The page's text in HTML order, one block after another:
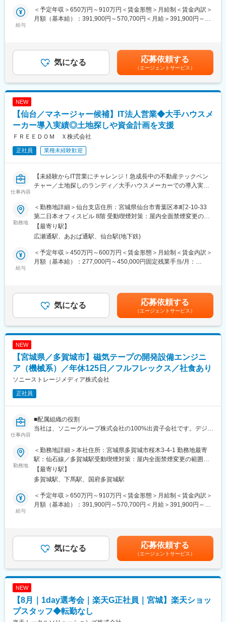
その中で我々の組織は、データストレージ用磁気テープの開発、
設計、試作、評価などの業務を担っています。
性体を、ナノ粒子レベルで均一に調液し、高分子フィルム上に均
一かつ超平滑に超薄層塗布して膜を形成しています。
データストレージ用磁気テープメディアの開発途上で発生する課
◇装置ハード回路設計、PLCを用いた装置制御に関わる業務
◇開発・生産工程で使用する新規設備開発に伴う設計業務、設備
要素技術開発、プロセス開発を担当
を活用した設備設計・製作
■想定ポジション
して経験を積んで頂きます。
ジョブアサインは、ご本人の経験値、理解度、適性等を考慮し、
無理ない範囲で行います。
職場メンバーは60名程度で、幅広い年齢層が活躍しています。フ
ラットな組織で、年齢に関係なく自由闊達に意見交換でき、相談
■描けるキャリアパス
開発設計業務を通して、磁気記録技術、シミュレーション技術、
門性の向上が可能です。
変更の範囲：正社員での採用となるため将来的に別の職務領域や
技術領域に異動の可能性があります
給与
＜予定年収＞650万円～910万円＜賃金形態＞月給制＜賃金内訳＞
月額（基本給）：391,900円～570,700円＜月給＞391,900円～
の役割・実績に応じ改定。ただし、役割に大きな変動が生じた場
合は随時見直しあり。■賞与：年2回（6月、12月）※会社業績や個
人評価等に応じて変動します。賃金はあくまでも目安の金額であ
り、選考を通じて上下する可能性があります。月給(月額)は固定手
当を含めた表記です。
気になる 応募依頼する
（エージェントサービス）
NEW
【仙台／マネージャー候補】IT法人営業◆大手ハウスメ
ーカー導入実績◎土地探しや資金計画を支援
ＦＲＥＥＤＯＭ Ｘ株式会社
正社員 業種未経験歓迎
仕事内容
【未経験からIT営業にチャレンジ！急成長中の不動産テックベン
チャー／土地探しのランディ／大手ハウスメーカーでの導入実績
■業務内容：
営業メンバーとして、ランディPROを中心に新規開拓を担当して
いただきます。別担当から設定された商談から顧客のニーズ・課
題を汲み取り、解決に向けて伴走するポジションです。
商材の特長を活かし、潜在ニーズを発見して課題解決型の提案を
行うことが重要です。顧客との対話を通じて、信頼関係を築き、
■業務詳細：
・リード（見込み客）の発掘・アプローチ：電話／オンライン／
・目標達成のためのKPI管理：売上・受注件数・成約率などのモニ
タリング
・チーム内での情報共有／営業ノウハウの共有・改善提案
お客様の「土地探し」業務を効率化し、成約率を4倍にする支援ツ
ールになります。
■ポジションの魅力
・営業メンバーとして実力をつけて成果を積むことで、主任／リ
ーダークラスへの昇格チャンスがあります。将来的には拠点やチ
ームを任される可能性も。
情報の集約・マップ検索などの機能を持つため、他社にはない価
値を提案できます。
FREEDOM Xは、建築・不動産業界における属人化や人材不足と
いった構造的課題を、データとテクノロジーで解決し、業界の変
SaaS「ランディPRO」をはじめとしたサービスを展開し、営業や
どまらず、「新しいルールと自由を生み出す」ことを理念に、業
界全体の価値創出に取り組んでいます。
勤務地
＜勤務地詳細＞仙台支店住所：宮城県仙台市青葉区本町2-10-33
第二日本オフィスビル 8階 受動喫煙対策：屋内全面禁煙変更の範
囲：会社の定める事業所
【最寄り駅】
広瀬通駅、あおば通駅、仙台駅(地下鉄)
給与
＜予定年収＞450万円～600万円＜賃金形態＞月給制＜賃金内訳＞
月額（基本給）：277,000円～450,000円固定残業手当/月：
賞与：年2回■年収は、前職での給与や経験、スキルを考慮した上
で決定いたします。賃金はあくまでも目安の金額であり、選考を
通じて上下する可能性があります。月給(月額)は固定手当を含めた
表記です。
気になる 応募依頼する
（エージェントサービス）
NEW
【宮城県／多賀城市】磁気テープの開発設備エンジニ
ア（機械系）／年休125日／フルフレックス／社食あり
ソニーストレージメディア株式会社
正社員
仕事内容
■配属組織の役割
当社は、ソニーグループ株式会社の100%出資子会社です。デジタ
供給を主要な事業とし、世界に向けてストレージメディアのソリ
ューションを提供しています。
データストレージ用磁気テープは、ビッグデータの長期保存用ス
トレージとしてグローバルなICT企業や研究機関・金融機関等、全
世界で利用されています。
その中で我々の組織は、データストレージ用磁気テープの開発、
設計、試作、評価などの業務を担っています。
性体を、ナノ粒子レベルで均一に調液し、高分子フィルム上に均
一かつ超平滑に超薄層塗布して膜を形成しています。
データストレージ用磁気テープメディアの開発途上で発生する課
要素技術開発、プロセス開発を担当
◇開発メンバーとして自身による設備設計のほかに協力メーカー
を活用した設備設計・製作
勤務地
＜勤務地詳細＞本社住所：宮城県多賀城市桜木3-4-1 勤務地最寄
駅：仙石線／多賀城駅受動喫煙対策：屋内全面禁煙変更の範囲：
会社の定める事業所（リモートワーク含む）
【最寄り駅】
多賀城駅、下馬駅、国府多賀城駅
給与
＜予定年収＞650万円～910万円＜賃金形態＞月給制＜賃金内訳＞
月額（基本給）：391,900円～570,700円＜月給＞391,900円～
の役割・実績に応じ改定。ただし、役割に大きな変動が生じた場
合は随時見直しあり。■賞与：年2回（6月、12月）※会社業績や個
人評価等に応じて変動します。賃金はあくまでも目安の金額であ
り、選考を通じて上下する可能性があります。月給(月額)は固定手
当を含めた表記です。
気になる 応募依頼する
（エージェントサービス）
NEW
【8月｜1day選考会｜楽天G正社員｜宮城】楽天ショッ
プスタッフ◆転勤なし